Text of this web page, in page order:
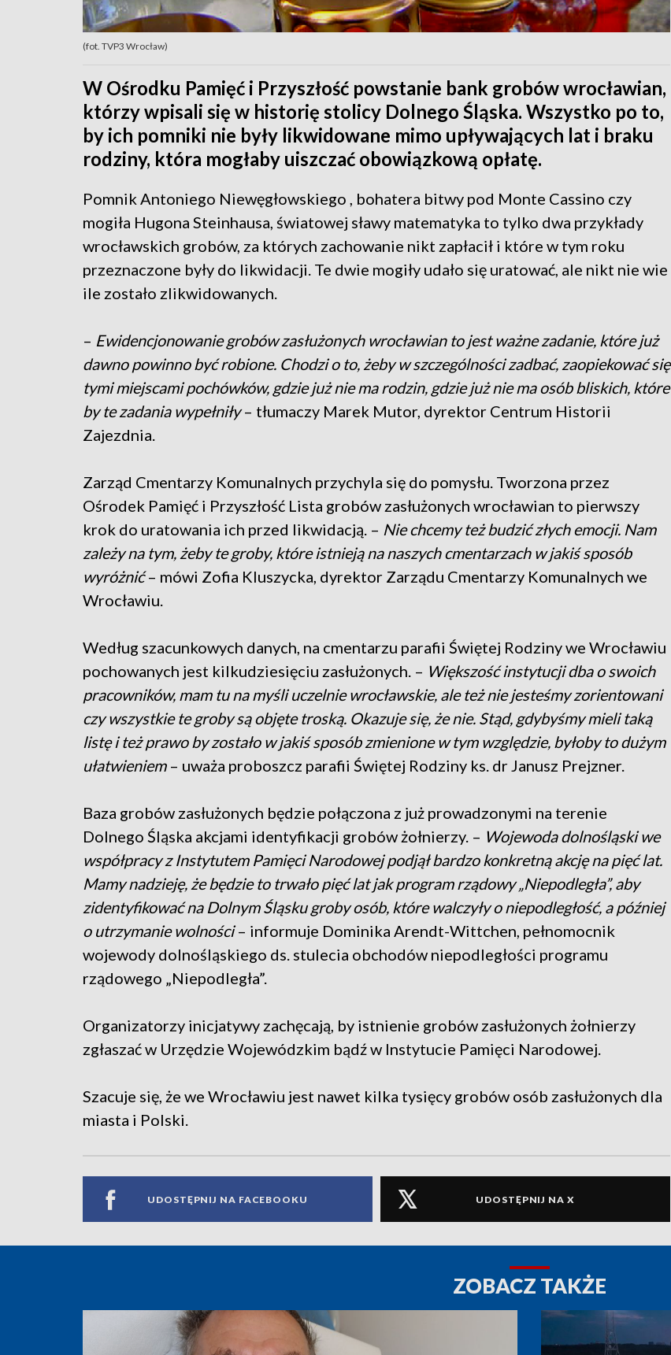
(fot. TVP3 Wrocław)
W Ośrodku Pamięć i Przyszłość powstanie bank grobów wrocławian,
którzy wpisali się w historię stolicy Dolnego Śląska. Wszystko po to,
by ich pomniki nie były likwidowane mimo upływających lat i braku
rodziny, która mogłaby uiszczać obowiązkową opłatę.
Pomnik Antoniego Niewęgłowskiego , bohatera bitwy pod Monte Cassino czy
mogiła Hugona Steinhausa, światowej sławy matematyka to tylko dwa przykłady
wrocławskich grobów, za których zachowanie nikt zapłacił i które w tym roku
przeznaczone były do likwidacji. Te dwie mogiły udało się uratować, ale nikt nie wie
ile zostało zlikwidowanych.
– Ewidencjonowanie grobów zasłużonych wrocławian to jest ważne zadanie, które już
dawno powinno być robione. Chodzi o to, żeby w szczególności zadbać, zaopiekować się
tymi miejscami pochówków, gdzie już nie ma rodzin, gdzie już nie ma osób bliskich, które
by te zadania wypełniły– tłumaczy Marek Mutor, dyrektor Centrum Historii
Zajezdnia.
Zarząd Cmentarzy Komunalnych przychyla się do pomysłu. Tworzona przez
Ośrodek Pamięć i Przyszłość Lista grobów zasłużonych wrocławian to pierwszy
krok do uratowania ich przed likwidacją. – Nie chcemy też budzić złych emocji. Nam
zależy na tym, żeby te groby, które istnieją na naszych cmentarzach w jakiś sposób
wyróżnić– mówi Zofia Kluszycka, dyrektor Zarządu Cmentarzy Komunalnych we
Wrocławiu.
Według szacunkowych danych, na cmentarzu parafii Świętej Rodziny we Wrocławiu
pochowanych jest kilkudziesięciu zasłużonych. – Większość instytucji dba o swoich
pracowników, mam tu na myśli uczelnie wrocławskie, ale też nie jesteśmy zorientowani
czy wszystkie te groby są objęte troską. Okazuje się, że nie. Stąd, gdybyśmy mieli taką
listę i też prawo by zostało w jakiś sposób zmienione w tym względzie, byłoby to dużym
ułatwieniem– uważa proboszcz parafii Świętej Rodziny ks. dr Janusz Prejzner.
Baza grobów zasłużonych będzie połączona z już prowadzonymi na terenie
Dolnego Śląska akcjami identyfikacji grobów żołnierzy. – Wojewoda dolnośląski we
współpracy z Instytutem Pamięci Narodowej podjął bardzo konkretną akcję na pięć lat.
Mamy nadzieję, że będzie to trwało pięć lat jak program rządowy „Niepodległa”, aby
zidentyfikować na Dolnym Śląsku groby osób, które walczyły o niepodległość, a później
o utrzymanie wolności– informuje Dominika Arendt-Wittchen, pełnomocnik
wojewody dolnośląskiego ds. stulecia obchodów niepodległości programu
rządowego „Niepodległa”.
Organizatorzy inicjatywy zachęcają, by istnienie grobów zasłużonych żołnierzy
zgłaszać w Urzędzie Wojewódzkim bądź w Instytucie Pamięci Narodowej.
Szacuje się, że we Wrocławiu jest nawet kilka tysięcy grobów osób zasłużonych dla
miasta i Polski.
UDOSTĘPNIJ NA FACEBOOKU UDOSTĘPNIJ NA X
ZOBACZ TAKŻE